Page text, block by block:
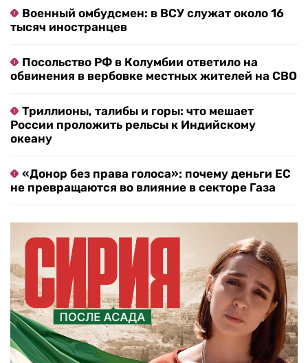
Военный омбудсмен: в ВСУ служат около 16
тысяч иностранцев
Посольство РФ в Колумбии ответило на
обвинения в вербовке местных жителей на СВО
Триллионы, талибы и горы: что мешает
России проложить рельсы к Индийскому
океану
«Донор без права голоса»: почему деньги ЕС
не превращаются во влияние в секторе Газа